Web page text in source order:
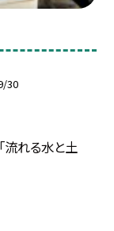
30
流れる水と土